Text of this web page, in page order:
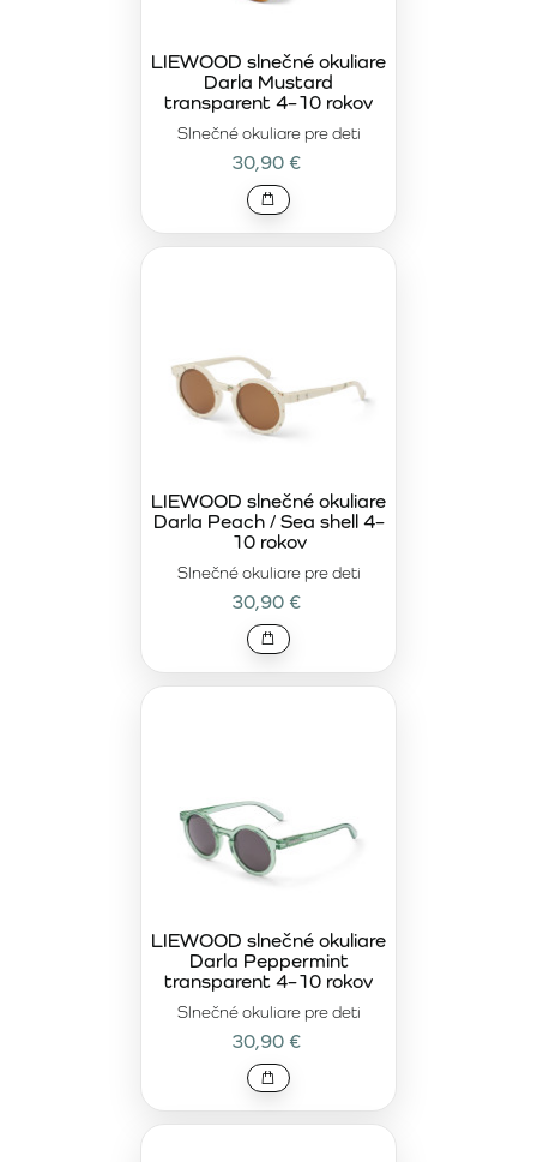
Slnečné okuliare pre deti
LIEWOOD slnečné okuliare
Darla Mustard
transparent 4–10 rokov
30,90 €
Slnečné okuliare pre deti
LIEWOOD slnečné okuliare
Darla Peach / Sea shell 4–
10 rokov
30,90 €
Slnečné okuliare pre deti
LIEWOOD slnečné okuliare
Darla Peppermint
transparent 4–10 rokov
30,90 €